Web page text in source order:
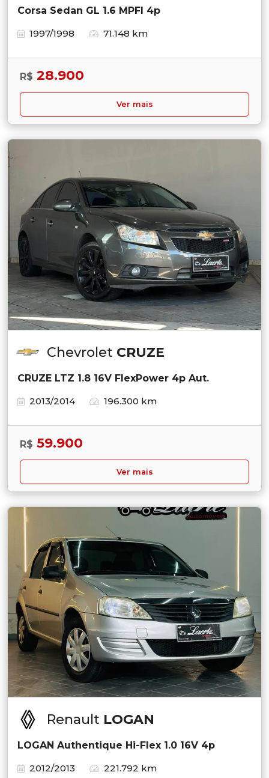
Corsa Sedan GL 1.6 MPFI 4p
1997/1998
71.148 km
R$ 28.900
Ver mais
Chevrolet CRUZE
CRUZE LTZ 1.8 16V FlexPower 4p Aut.
2013/2014
196.300 km
R$ 59.900
Ver mais
Renault LOGAN
LOGAN Authentique Hi-Flex 1.0 16V 4p
2012/2013
221.792 km